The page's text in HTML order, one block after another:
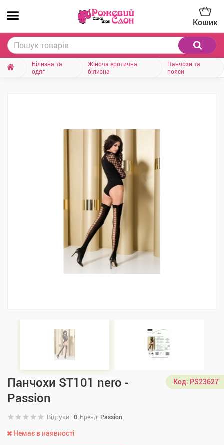
Кошик
Білизна та
одяг
Жіноча еротична
білизна
Панчохи та
пояси
Панчохи ST101 nero -
Passion
Код: PS23627
Відгуки: 0 Бренд: Passion
Немає в наявності